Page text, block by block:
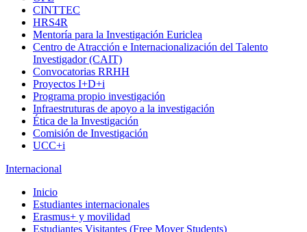
CINTTEC
HRS4R
Mentoría para la Investigación Euriclea
Centro de Atracción e Internacionalización del Talento
Investigador (CAIT)
Convocatorias RRHH
Proyectos I+D+i
Programa propio investigación
Infraestruturas de apoyo a la investigación
Ética de la Investigación
Comisión de Investigación
UCC+i
Internacional
Inicio
Estudiantes internacionales
Erasmus+ y movilidad
Estudiantes Visitantes (Free Mover Students)